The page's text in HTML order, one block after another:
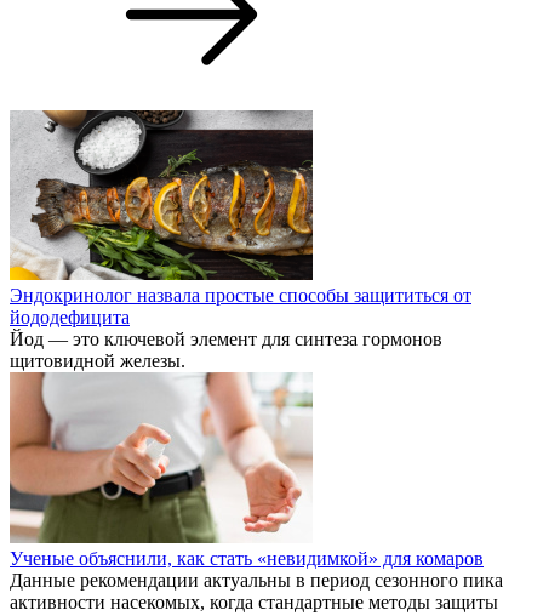
Эндокринолог назвала простые способы защититься от
йододефицита
Йод — это ключевой элемент для синтеза гормонов
щитовидной железы.
Ученые объяснили, как стать «невидимкой» для комаров
Данные рекомендации актуальны в период сезонного пика
активности насекомых, когда стандартные методы защиты